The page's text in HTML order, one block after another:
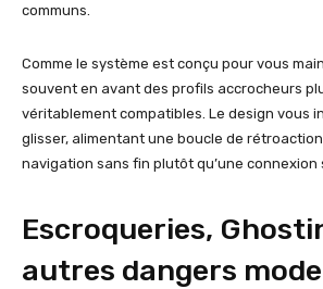
communs.
Comme le système est conçu pour vous
souvent en avant des profils accrocheurs
véritablement compatibles. Le design vous
glisser, alimentant une boucle de
navigation sans fin plutôt qu’une connexion
Escroqueries,
autres dangers